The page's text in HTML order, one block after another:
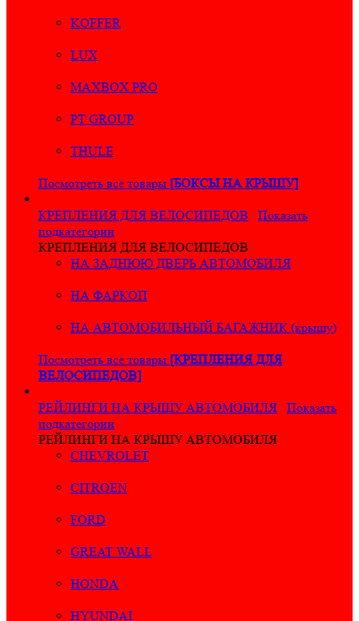
KOFFER
LUX
MAXBOX PRO
PT GROUP
THULE
Посмотреть все товары [БОКСЫ НА КРЫШУ]
КРЕПЛЕНИЯ ДЛЯ ВЕЛОСИПЕДОВ
Показать
подкатегории
КРЕПЛЕНИЯ ДЛЯ ВЕЛОСИПЕДОВ
НА ЗАДНЮЮ ДВЕРЬ АВТОМОБИЛЯ
НА ФАРКОП
НА АВТОМОБИЛЬНЫЙ БАГАЖНИК (крышу)
Посмотреть все товары [КРЕПЛЕНИЯ ДЛЯ
ВЕЛОСИПЕДОВ]
РЕЙЛИНГИ НА КРЫШУ АВТОМОБИЛЯ
Показать
подкатегории
РЕЙЛИНГИ НА КРЫШУ АВТОМОБИЛЯ
CHEVROLET
CITROEN
FORD
GREAT WALL
HONDA
HYUNDAI